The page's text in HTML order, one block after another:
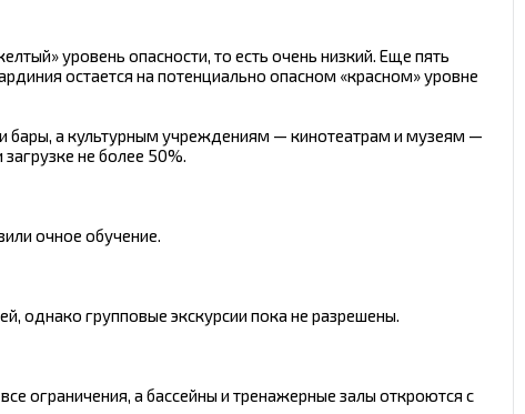
уровень опасности, то есть очень низкий. Еще пять
остается на потенциально опасном «красном» уровне
бары, а культурным учреждениям — кинотеатрам и музеям —
не более 50%.
очное обучение.
однако групповые экскурсии пока не разрешены.
ограничения, а бассейны и тренажерные залы откроются с